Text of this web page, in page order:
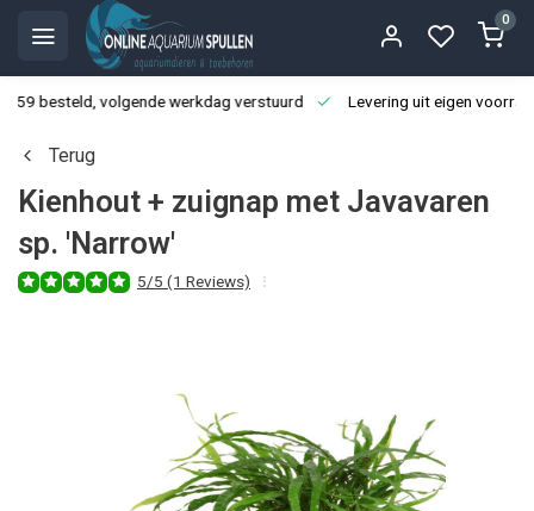
0
besteld, volgende werkdag verstuurd Levering uit eigen
Terug
Kienhout + zuignap met Javavaren
sp. 'Narrow'
5/5 (1 Reviews)